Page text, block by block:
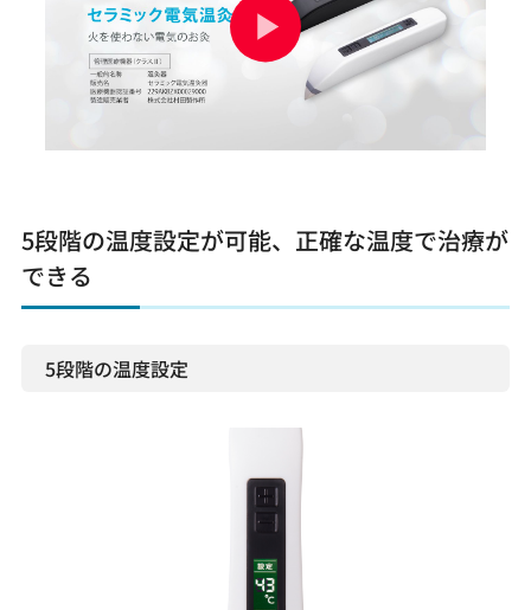
5段階の温度設定が可能、正確な温度で治療が
できる
5段階の温度設定